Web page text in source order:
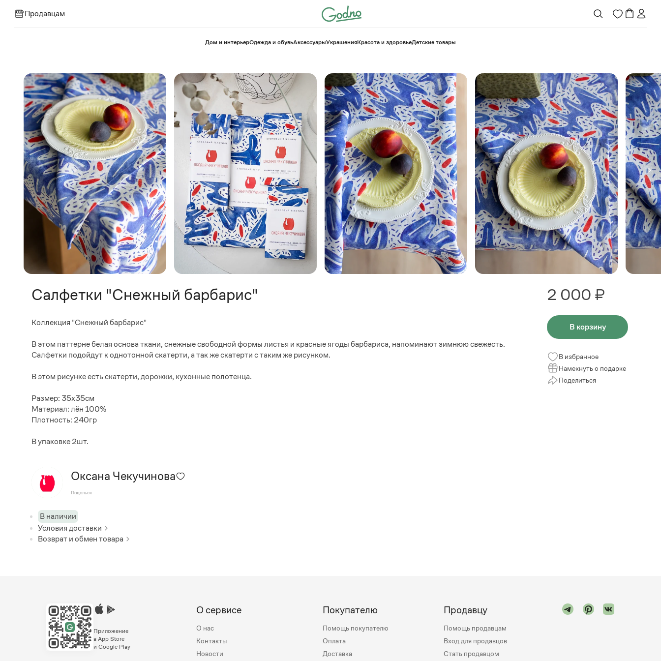
Продавцам
⁠Дом и интерьерОдежда и обувьАксессуарыУкрашенияКрасота и здоровье⁠Детские товары
Салфетки "Снежный барбарис"
Коллекция "Снежный барбарис"
В этом паттерне белая основа ткани, снежные свободной формы листья и красные ягоды барбариса, напоминают зимнюю свежесть.
Салфетки подойдут к однотонной скатерти, а так же скатерти с таким же рисунком.
В этом рисунке есть скатерти, дорожки, кухонные полотенца.
Размер: 35х35см
Материал: лён 100%
Плотность: 240гр
В упаковке 2шт.
Оксана Чекучинова
Подольск
В наличии
Условия доставки
Возврат и обмен товара
2 000 ₽
В корзину
В избранное
Намекнуть о подарке
Поделиться
Приложение
в App Store
и Google Play
О сервисе
О нас
Контакты
Новости
Покупателю
Помощь покупателю
Оплата
Доставка
Продавцу
Помощь продавцам
Вход для продавцов
Стать продавцом